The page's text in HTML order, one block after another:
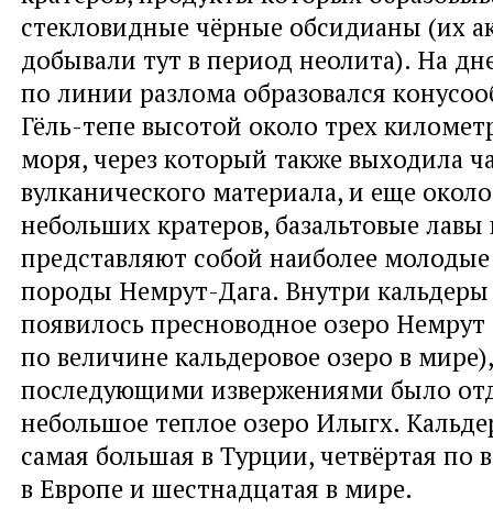
стекловидные чёрные обсидианы (их
добывали тут в период неолита). На
по линии разлома образовался
Гёль-тепе высотой около трех
моря, через который также выходила
вулканического материала, и еще
небольших кратеров, базальтовые
представляют собой наиболее
породы Немрут-Дага. Внутри кальдеры
появилось пресноводное озеро Немрут
по величине кальдеровое озеро в
последующими извержениями было
небольшое теплое озеро Илыгх.
самая большая в Турции, четвёртая по
в Европе и шестнадцатая в мире.